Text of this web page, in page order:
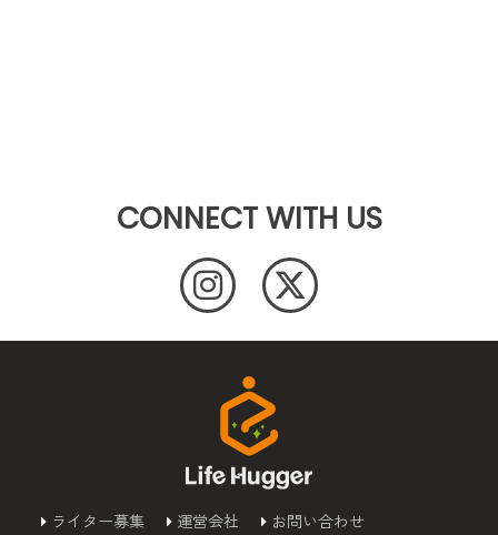
CONNECT WITH US
ライター募集 運営会社
お問い合わせ